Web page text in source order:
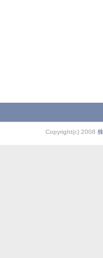
Copyright(c) 2008